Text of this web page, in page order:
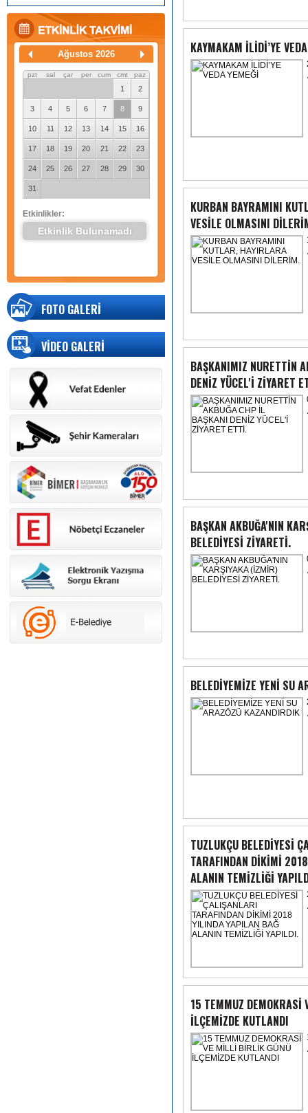
Ağustos 2026
pzt sal çar per cum cmt paz
1 2
3 4 5 6 7 8 9
10 11 12 13 14 15 16
17 18 19 20 21 22 23
24 25 26 27 28 29 30
31
Etkinlikler:
Etkinlik Bulunamadı
FOTO GALERİ
VİDEO GALERİ
KAYMAKAM İLİDİ’YE
KURBAN BAYRAMINI
VESİLE OLMASINI
BAŞKANIMIZ NURETTİN
DENİZ YÜCEL'İ ZİYARET
BAŞKAN AKBUĞA'NIN
BELEDİYESİ ZİYARETİ.
BELEDİYEMİZE YENİ SU
TUZLUKÇU BELEDİYESİ
TARAFINDAN DİKİMİ
ALANIN TEMİZLİĞİ
15 TEMMUZ
İLÇEMİZDE KUTLANDI